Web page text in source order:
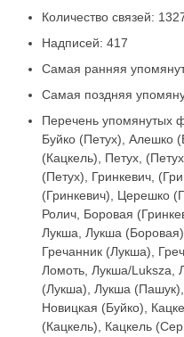
Количество связей:
Надписей: 417
Самая ранняя
Самая поздняя
Перечень упомянутых
Буйко (Петух), Алешко
(Кацкель), Петух,
(Петух), Гринкевич,
(Гринкевич), Церешко
Ролич, Боровая
Лукша, Лукша
Гречанник (Лукша),
Ломоть, Лукша/Luksza,
(Лукша), Лукша
Новицкая (Буйко),
(Кацкель), Кацкель